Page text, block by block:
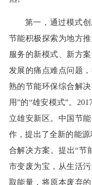
第一，通过模式
节能积极探索为地方
服务的新模式、新方
发展的痛点难点问题
熟的节能环保综合解
用”的“雄安模式”。
立雄安新区。中国节
作，提出了全新的能
合解决方案。提出“节
市变废为宝，从生活
取能量，将原本废弃